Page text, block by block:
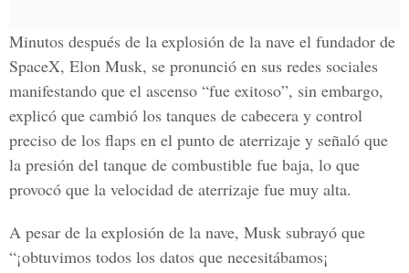
Minutos después de la explosión de la nave el fundador de
SpaceX, Elon Musk, se pronunció en sus redes sociales
manifestando que el ascenso “fue exitoso”, sin embargo,
explicó que cambió los tanques de cabecera y control
preciso de los flaps en el punto de aterrizaje y señaló que
la presión del tanque de combustible fue baja, lo que
provocó que la velocidad de aterrizaje fue muy alta.
A pesar de la explosión de la nave, Musk subrayó que
“¡obtuvimos todos los datos que necesitábamos¡